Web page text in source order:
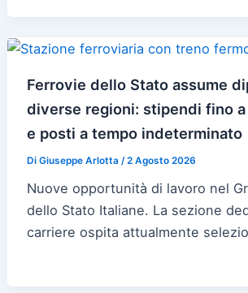
Ferrovie dello Stato assume
diverse regioni: stipendi fino
e posti a tempo indeterminato
DiGiuseppe Arlotta/2 Agosto 2026
Nuove opportunità di lavoro nel
dello Stato Italiane. La sezione
carriere ospita attualmente